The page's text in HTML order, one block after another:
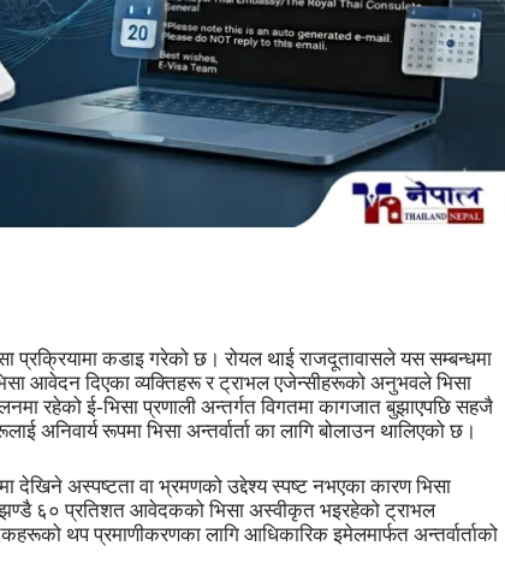
प्रक्रियामा कडाइ गरेको छ। रोयल थाई राजदूतावासले यस सम्बन्धमा
आवेदन दिएका व्यक्तिहरू र ट्राभल एजेन्सीहरूको अनुभवले भिसा
रहेको ई-भिसा प्रणाली अन्तर्गत विगतमा कागजात बुझाएपछि सहजै
अनिवार्य रूपमा भिसा अन्तर्वार्ता का लागि बोलाउन थालिएको छ।
अस्पष्टता वा भ्रमणको उद्देश्य स्पष्ट नभएका कारण भिसा
६० प्रतिशत आवेदकको भिसा अस्वीकृत भइरहेको ट्राभल
थप प्रमाणीकरणका लागि आधिकारिक इमेलमार्फत अन्तर्वार्ताको